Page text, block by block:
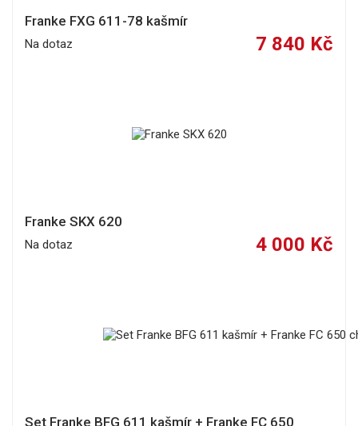
Franke FXG 611-78 kašmír
Na dotaz 7 840 Kč
Franke SKX 620
Na dotaz 4 000 Kč
Set Franke BFG 611 kašmír + Franke FC 650